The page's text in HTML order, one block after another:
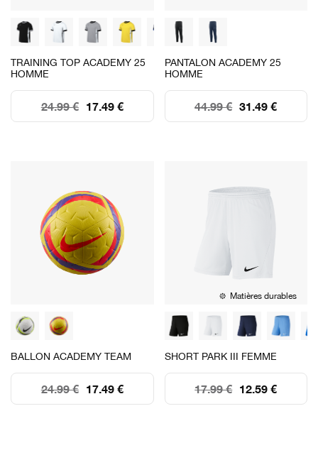
TRAINING TOP ACADEMY 25
HOMME
17.49 €
24.99 €
PANTALON ACADEMY 25
HOMME
31.49 €
44.99 €
BALLON ACADEMY TEAM
17.49 €
24.99 €
Matières durables
SHORT PARK III FEMME
12.59 €
17.99 €